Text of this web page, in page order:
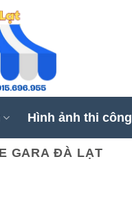
Hình ảnh thi công
GARA ĐÀ LẠT